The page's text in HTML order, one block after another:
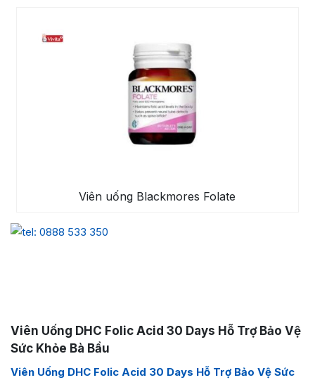
Viên uống Blackmores Folate
Viên Uống DHC Folic Acid 30 Days Hỗ Trợ Bảo Vệ
Sức Khỏe Bà Bầu
Viên Uống DHC Folic Acid 30 Days Hỗ Trợ Bảo Vệ Sức